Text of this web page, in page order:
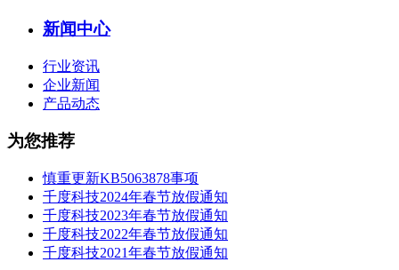
新闻中心
行业资讯
企业新闻
产品动态
为您推荐
慎重更新KB5063878事项
千度科技2024年春节放假通知
千度科技2023年春节放假通知
千度科技2022年春节放假通知
千度科技2021年春节放假通知